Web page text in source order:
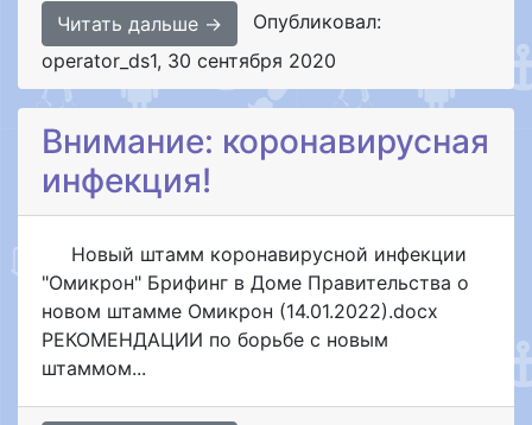
Читать дальше →
Опубликовал:
operator_ds1, 30 сентября 2020
Внимание: коронавирусная
инфекция!
Новый штамм коронавирусной инфекции
"Омикрон" Брифинг в Доме Правительства о
новом штамме Омикрон (14.01.2022).docx
РЕКОМЕНДАЦИИ по борьбе с новым
штаммом...